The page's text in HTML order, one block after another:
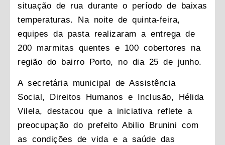
situação de rua durante o período de baixas
temperaturas. Na noite de quinta-feira,
equipes da pasta realizaram a entrega de
200 marmitas quentes e 100 cobertores na
região do bairro Porto, no dia 25 de junho.
A secretária municipal de Assistência
Social, Direitos Humanos e Inclusão, Hélida
Vilela, destacou que a iniciativa reflete a
preocupação do prefeito Abilio Brunini com
as condições de vida e a saúde das